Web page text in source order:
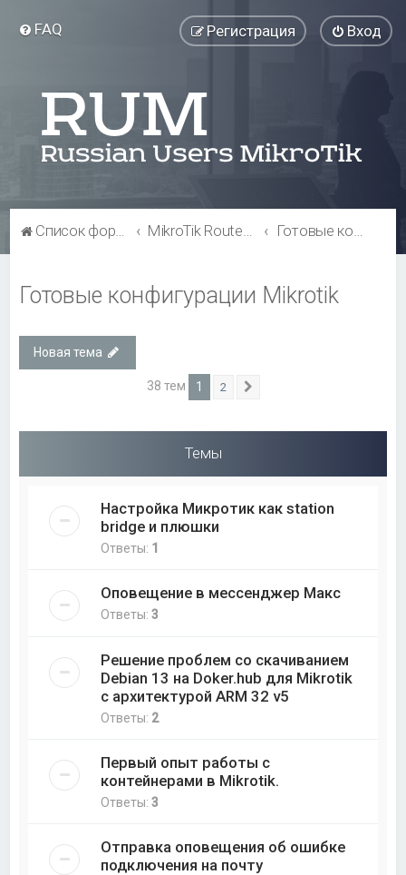
FAQ Вход
Регистрация
Список форумов MikroTik RouterOS Готовые конфигурации Mikrotik
Готовые конфигурации Mikrotik
Новая тема
38 тем 1 2
Темы
Настройка Микротик как station
bridge и плюшки
Ответы: 1
Оповещение в мессенджер Макс
Ответы:3
Решение проблем со скачиванием
Debian 13 на Doker.hub для Mikrotik
с архитектурой ARM 32 v5
Ответы: 2
Первый опыт работы с
контейнерами в Mikrotik.
Ответы:3
Отправка оповещения об ошибке
подключения на почту